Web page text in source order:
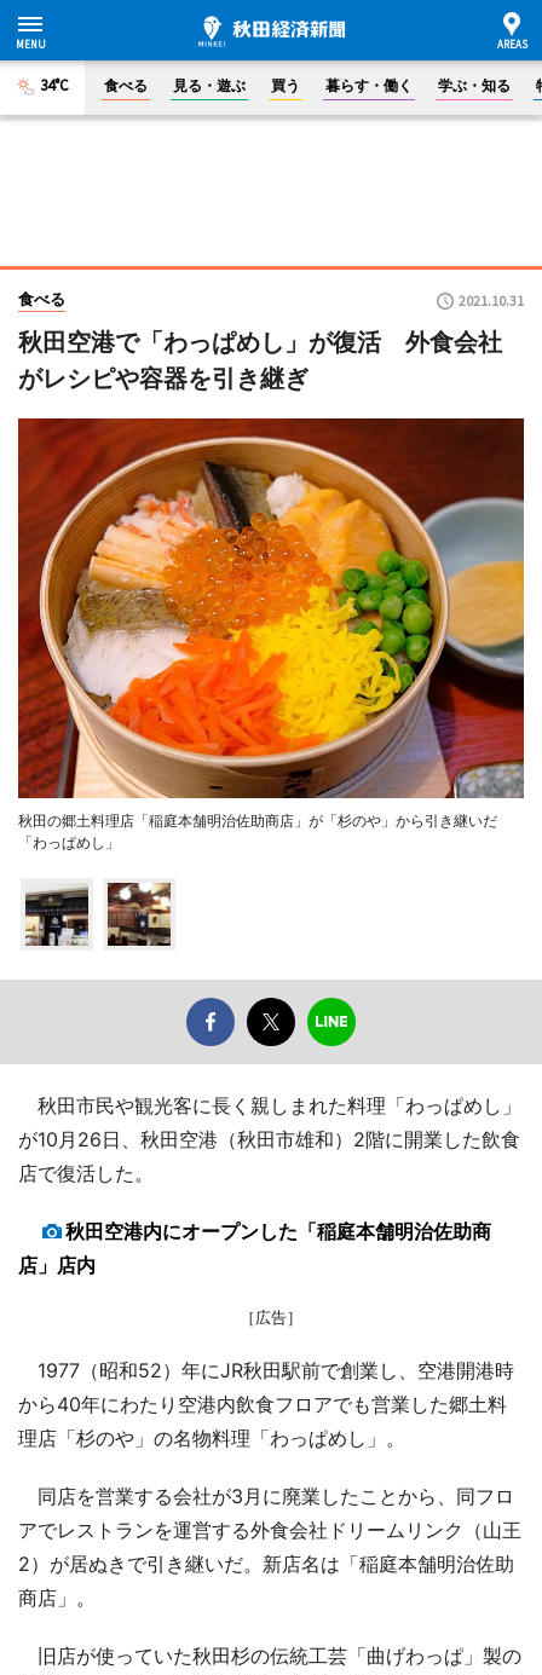
34°C 食べる 見る・遊ぶ 買う 暮らす・働く 学ぶ・知る
食べる 2021.10.31
秋田空港で「わっぱめし」が復活 外食会社
がレシピや容器を引き継ぎ
秋田の郷土料理店「稲庭本舗明治佐助商店」が「杉のや」から引き継いだ
「わっぱめし」
秋田市民や観光客に長く親しまれた料理「わっぱめし」
が10月26日、秋田空港（秋田市雄和）2階に開業した飲食
店で復活した。
秋田空港内にオープンした「稲庭本舗明治佐助商
店」店内
［広告］
1977（昭和52）年にJR秋田駅前で創業し、空港開港時
から40年にわたり空港内飲食フロアでも営業した郷土料
理店「杉のや」の名物料理「わっぱめし」。
同店を営業する会社が3月に廃業したことから、同フロ
アでレストランを運営する外食会社ドリームリンク（山王
2）が居ぬきで引き継いだ。新店名は「稲庭本舗明治佐助
商店」。
旧店が使っていた秋田杉の伝統工芸「曲げわっぱ」製の